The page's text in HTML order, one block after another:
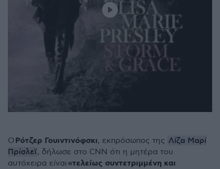
ΟΡότζερ Γουιντινόφσκι, εκπρόσωπος της Λίζα Μαρί
Πρίσλεϊ, δήλωσε στο CNN ότι η μητέρα του
αυτόχειρα είναι «τελείως συντετριμμένη και